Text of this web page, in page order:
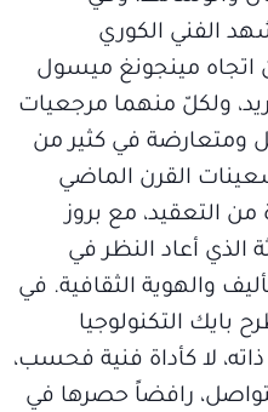
الفني الكوري
مينجونغ ميسول
ولكلّ منهما مرجعيات
بل ومتعارضة في كثير من
القرن الماضي
التعقيد، مع بروز
الذي أعاد النظر في
والهوية الثقافية. في
بايك التكنولوجيا
لا كأداة فنية فحسب،
رافضاً حصرها في